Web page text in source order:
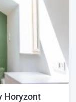
Horyzont